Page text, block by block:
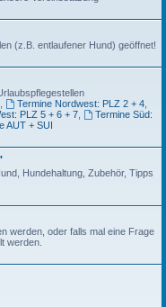
(z.B. entlaufener Hund) geöffnet!
Termine Nordwest: PLZ 2 + 4,
PLZ 5 + 6 + 7,
Termine Süd:
AUT + SUI
Hundehaltung, Zubehör, Tipps
werden, oder falls mal eine Frage
werden.